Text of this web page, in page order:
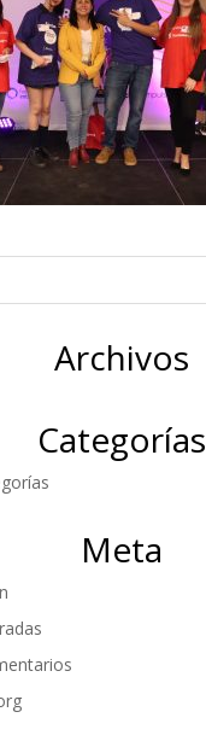
Archivos
Categorías
Meta